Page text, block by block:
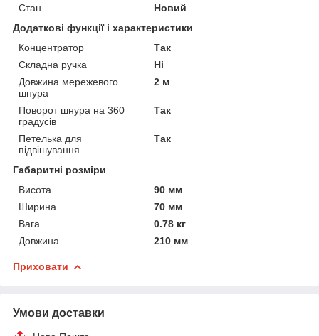
Стан
Новий
Додаткові функції і характеристики
Концентратор
Так
Складна ручка
Ні
Довжина мережевого
шнура
2 м
Поворот шнура на 360
градусів
Так
Петелька для
підвішування
Так
Габаритні розміри
Висота
90 мм
Ширина
70 мм
Вага
0.78 кг
Довжина
210 мм
Приховати
Умови доставки